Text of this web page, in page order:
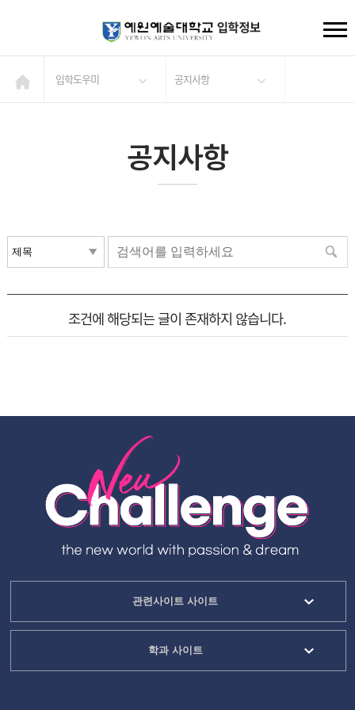
입학도우미 공지사항
공지사항
조건에 해당되는 글이 존재하지 않습니다.
관련사이트 사이트
학과 사이트